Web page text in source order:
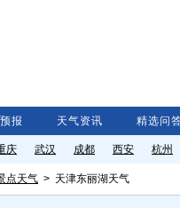
报 天气资讯 精选问
庆 武汉 成都 西安 杭州
点天气 > 天津东丽湖天气